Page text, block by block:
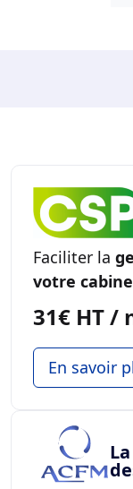
Faciliter la
votre
31€ HT /
En savoir